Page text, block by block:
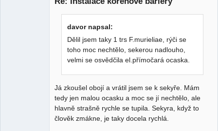
davor napsal:
Dělil jsem taky 1 trs F.murieliae, rýči se
toho moc nechtělo, sekerou nadlouho,
velmi se osvědčila el.přímočará ocaska.
Já zkoušel obojí a vrátil jsem se k sekyře. Mám
tedy jen malou ocasku a moc se jí nechtělo, ale
hlavně strašně rychle se tupila. Sekyra, když to
člověk zmákne, je taky docela rychlá.